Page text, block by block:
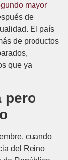
mayor
de
El país
de productos
que ya
pero
cuando
del Reino